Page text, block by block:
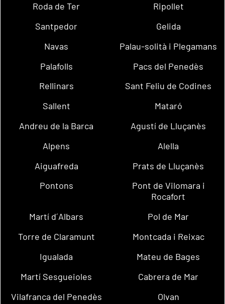
Roda de Ter
Ripollet
Santpedor
Gelida
Navas
Palau-solità i Plegamans
Palafolls
Pacs del Penedès
Rellinars
Sant Feliu de Codines
Sallent
Mataró
Andreu de la Barca
Agustí de Lluçanès
Alpens
Alella
Aiguafreda
Prats de Lluçanès
Pontons
Pont de Vilomara i
Rocafort
Martí d´Albars
Pol de Mar
Torre de Claramunt
Montcada i Reixac
Igualada
Mateu de Bages
Martí Sesgueioles
Cabrera de Mar
Vilafranca del Penedès
Olvan